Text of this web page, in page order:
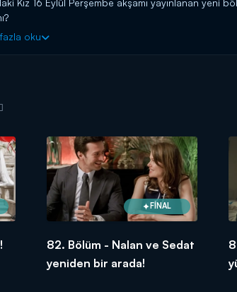
Kız 16 Eylül Perşembe akşamı yayınlanan yeni
Kız yeni bölümleriyle perşembe 20.00'de
oku
FİNAL
82. Bölüm - Nalan ve Sedat
yeniden bir arada!